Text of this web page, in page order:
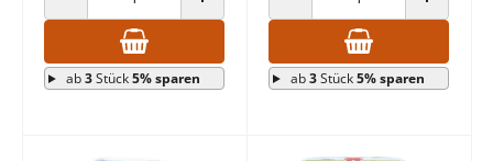
ANZAHL VERRINGERN ANZAHL ERHÖHEN
ab3Stück5% sparen
ANZAHL VERRINGERN ANZAHL
ab3Stück5% sparen